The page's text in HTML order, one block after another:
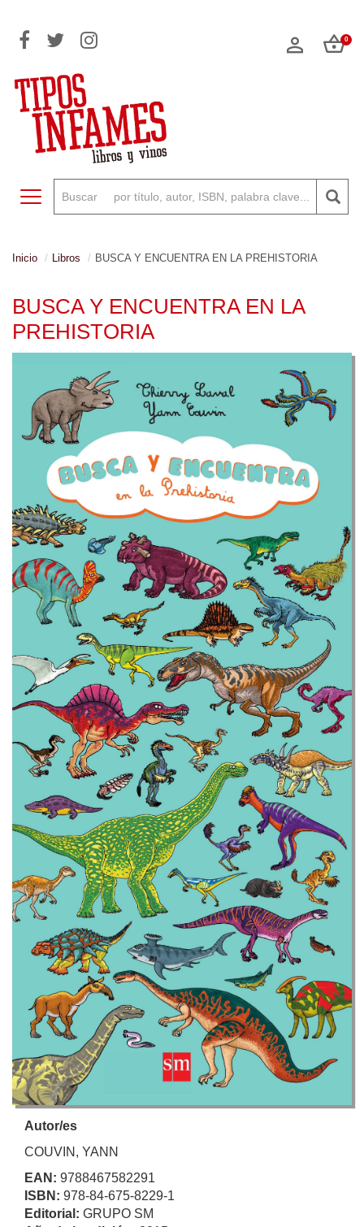
0
Toggle navigation
Inicio Libros BUSCA Y ENCUENTRA EN LA PREHISTORIA
BUSCA Y ENCUENTRA EN LA
PREHISTORIA
Autor/es
COUVIN, YANN
EAN: 9788467582291
ISBN: 978-84-675-8229-1
Editorial: GRUPO SM